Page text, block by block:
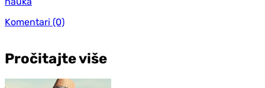
Komentari (0)
Pročitajte više